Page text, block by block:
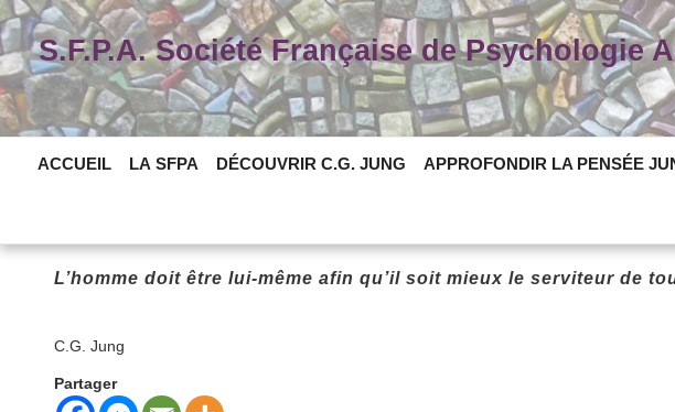
Skip
to
contentS.F.P.A. Société Française de Psychologie
ACCUEIL LA SFPA DÉCOUVRIR C.G. JUNG APPROFONDIR LA PENSÉE
L’homme doit être lui-même afin qu’il soit mieux le serviteur de
C.G. Jung
Partager